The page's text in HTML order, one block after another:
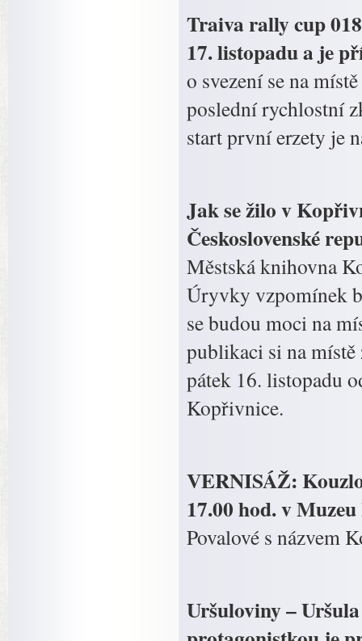
Traiva rally cup
17. listopadu a je
o svezení se na
poslední rychlostní
start první erzety je
Jak se žilo v
Československé
Městská knihovna
Úryvky vzpomínek
se budou moci na
publikaci si na místě
pátek 16. listopadu
Kopřivnice.
VERNISÁŽ:
17.00 hod. v
Povalové s názvem
Uršuloviny –